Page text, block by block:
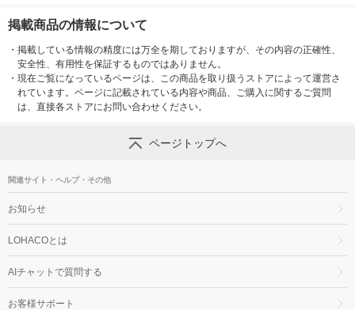
掲載商品の情報について
・ 掲載している情報の精度には万全を期しておりますが、その内容の正確性、
安全性、有用性を保証するものではありません。
・ 現在ご覧になっているページは、この商品を取り扱うストアによって運営さ
れています。ページに記載されている内容や商品、ご購入に関するご質問
は、直接各ストアにお問い合わせください。
ページトップへ
関連サイト・ヘルプ・その他
お知らせ
LOHACOとは
AIチャットで質問する
お客様サポート